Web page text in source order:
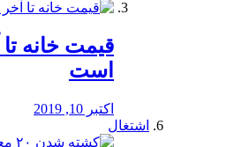
قیمت خانه
است
اکتبر 10, 2019
اشتغال